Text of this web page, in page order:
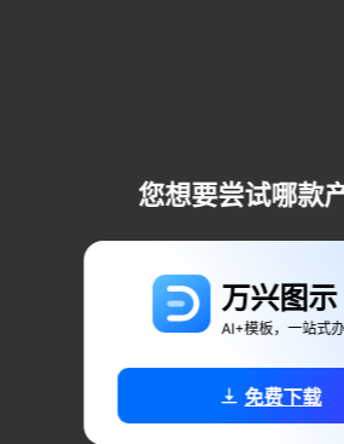
您想要尝试哪款
万兴图示
AI+模板，一站式
免费下载